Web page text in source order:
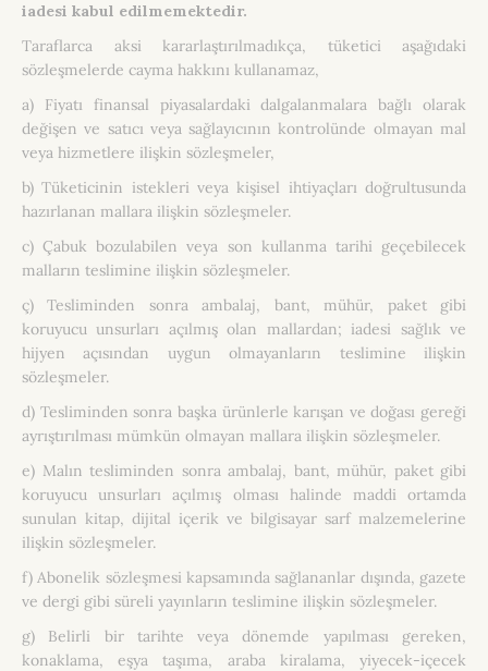
iadesi kabul edilmemektedir.
Taraflarca aksi kararlaştırılmadıkça, tüketici aşağıdaki
sözleşmelerde cayma hakkını kullanamaz,
a) Fiyatı finansal piyasalardaki dalgalanmalara bağlı olarak
değişen ve satıcı veya sağlayıcının kontrolünde olmayan mal
veya hizmetlere ilişkin sözleşmeler,
b) Tüketicinin istekleri veya kişisel ihtiyaçları doğrultusunda
hazırlanan mallara ilişkin sözleşmeler.
c) Çabuk bozulabilen veya son kullanma tarihi geçebilecek
malların teslimine ilişkin sözleşmeler.
ç) Tesliminden sonra ambalaj, bant, mühür, paket gibi
koruyucu unsurları açılmış olan mallardan; iadesi sağlık ve
hijyen açısından uygun olmayanların teslimine ilişkin
sözleşmeler.
d) Tesliminden sonra başka ürünlerle karışan ve doğası gereği
ayrıştırılması mümkün olmayan mallara ilişkin sözleşmeler.
e) Malın tesliminden sonra ambalaj, bant, mühür, paket gibi
koruyucu unsurları açılmış olması halinde maddi ortamda
sunulan kitap, dijital içerik ve bilgisayar sarf malzemelerine
ilişkin sözleşmeler.
f) Abonelik sözleşmesi kapsamında sağlananlar dışında, gazete
ve dergi gibi süreli yayınların teslimine ilişkin sözleşmeler.
g) Belirli bir tarihte veya dönemde yapılması gereken,
konaklama, eşya taşıma, araba kiralama, yiyecek-içecek